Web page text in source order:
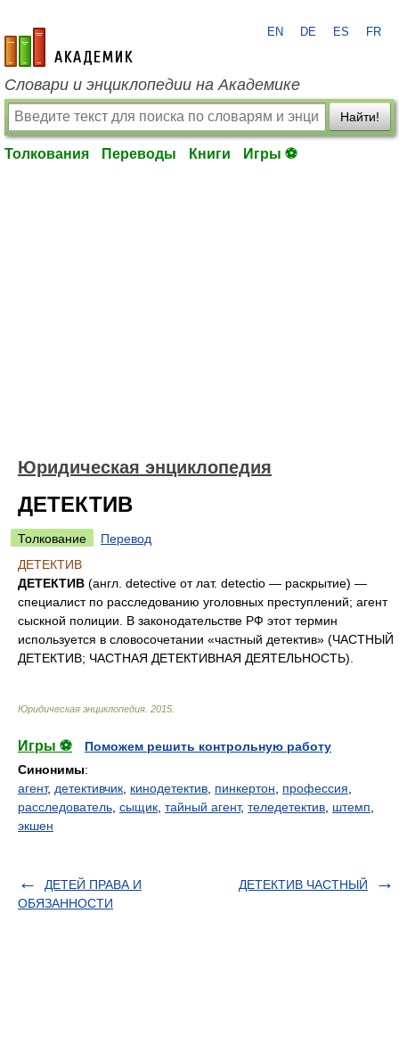
academic.ru
EN DE ES FR
Словари и энциклопедии на Академике
Найти!
Толкования Переводы Книги Игры ⚽
Юридическая энциклопедия
ДЕТЕКТИВ
Толкование
Перевод
ДЕТЕКТИВ
ДЕТЕКТИВ (англ. detective от лат. detectio — раскрытие) —
специалист по расследованию уголовных преступлений; агент
сыскной полиции. В законодательстве РФ этот термин
используется в словосочетании «частный детектив» (ЧАСТНЫЙ
ДЕТЕКТИВ; ЧАСТНАЯ ДЕТЕКТИВНАЯ ДЕЯТЕЛЬНОСТЬ).
Юридическая энциклопедия 2015
Игры ⚽
Поможем решить контрольную работу
Синонимы:
агент, детективчик кинодетектив пинкертон профессия
расследователь сыщик тайный агент, теледетектив штемп
экшен
ДЕТЕЙ ПРАВА И
ОБЯЗАННОСТИ
ДЕТЕКТИВ ЧАСТНЫЙ